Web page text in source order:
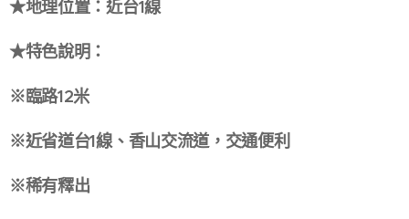
★地理位置：近台1線
★特色說明：
※臨路12米
※近省道台1線、香山交流道，交通便利
※稀有釋出